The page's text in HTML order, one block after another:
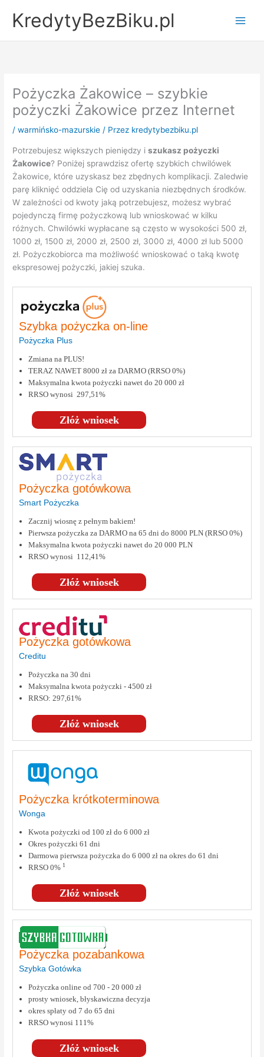
KredytyBezBiku.pl
Pożyczka Żakowice – szybkie
pożyczki Żakowice przez Internet
/warmińsko-mazurskie / Przez kredytybezbiku.pl
Potrzebujesz większych pieniędzy iszukasz pożyczki
Żakowice? Poniżej sprawdzisz ofertę szybkich chwilówek
Żakowice, które uzyskasz bez zbędnych komplikacji. Zaledwie
parę kliknięć oddziela Cię od uzyskania niezbędnych środków.
W zależności od kwoty jaką potrzebujesz, możesz wybrać
pojedynczą firmę pożyczkową lub wnioskować w kilku
różnych. Chwilówki wypłacane są często w wysokości 500 zł,
1000 zł, 1500 zł, 2000 zł, 2500 zł, 3000 zł, 4000 zł lub 5000
zł. Pożyczkobiorca ma możliwość wnioskować o taką kwotę
ekspresowej pożyczki, jakiej szuka.
Szybka pożyczka on-line
Pożyczka Plus
Złóż wniosek
Zmiana na PLUS!
TERAZ NAWET 8000 zł za DARMO (RRSO 0%)
Maksymalna kwota pożyczki nawet do 20 000 zł
RRSO wynosi 297,51%
Pożyczka gotówkowa
Smart Pożyczka
Złóż wniosek
Zacznij wiosnę z pełnym bakiem!
Pierwsza pożyczka za DARMO na 65 dni do 8000 PLN (RRSO 0%)
Maksymalna kwota pożyczki nawet do 20 000 PLN
RRSO wynosi 112,41%
Pożyczka gotówkowa
Creditu
Złóż wniosek
Pożyczka na 30 dni
Maksymalna kwota pożyczki - 4500 zł
RRSO: 297,61%
Pożyczka krótkoterminowa
Wonga
Złóż wniosek
Kwota pożyczki od 100 zł do 6 000 zł
Okres pożyczki 61 dni
Darmowa pierwsza pożyczka do 6 000 zł na okres do 61 dni
RRSO 0% 1
Pożyczka pozabankowa
Szybka Gotówka
Złóż wniosek
Pożyczka online od 700 - 20 000 zł
prosty wniosek, błyskawiczna decyzja
okres spłaty od 7 do 65 dni
RRSO wynosi 111%